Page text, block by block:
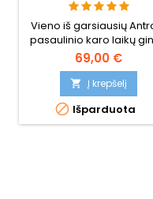
AUTOMATAS
Vieno iš garsiausių
pasaulinio karo laikų
- MP40 Schmeisser - 1:1
dydžio kopija.
plastiko.
69,00 €
 Į krepšelį
 Išparduota